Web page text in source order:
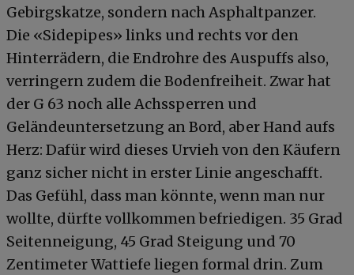
Gebirgskatze, sondern nach Asphaltpanzer.
Die «Sidepipes» links und rechts vor den
Hinterrädern, die Endrohre des Auspuffs also,
verringern zudem die Bodenfreiheit. Zwar hat
der G 63 noch alle Achssperren und
Geländeuntersetzung an Bord, aber Hand aufs
Herz: Dafür wird dieses Urvieh von den Käufern
ganz sicher nicht in erster Linie angeschafft.
Das Gefühl, dass man könnte, wenn man nur
wollte, dürfte vollkommen befriedigen. 35 Grad
Seitenneigung, 45 Grad Steigung und 70
Zentimeter Wattiefe liegen formal drin. Zum